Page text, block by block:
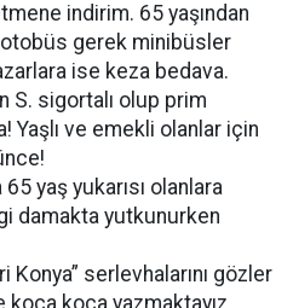
indirim. 65 yaşından
gerek minibüsler
ise keza bedava.
S. sigortalı olup prim
ve emekli olanlar için
yaş yukarısı olanlara
damakta yutkunurken
Konya” serlevhalarını gözler
koca yazmaktayız.